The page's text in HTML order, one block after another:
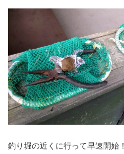
釣り堀の近くに行って早速開始！